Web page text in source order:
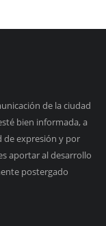
de la ciudad
bien informada, a
de expresión y por
aportar al desarrollo
postergado